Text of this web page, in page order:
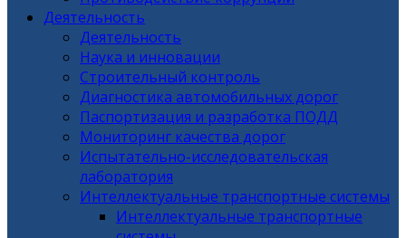
Деятельность
Деятельность
Наука и инновации
Строительный контроль
Диагностика автомобильных дорог
Паспортизация и разработка ПОДД
Мониторинг качества дорог
Испытательно-исследовательская
лаборатория
Интеллектуальные транспортные системы
Интеллектуальные транспортные